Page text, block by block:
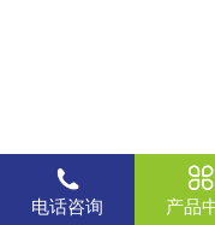
电话咨询 产品